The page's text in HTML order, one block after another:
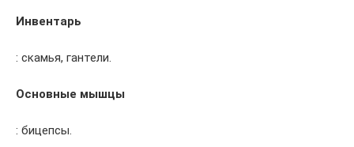
Инвентарь
: скамья, гантели.
Основные мышцы
: бицепсы.